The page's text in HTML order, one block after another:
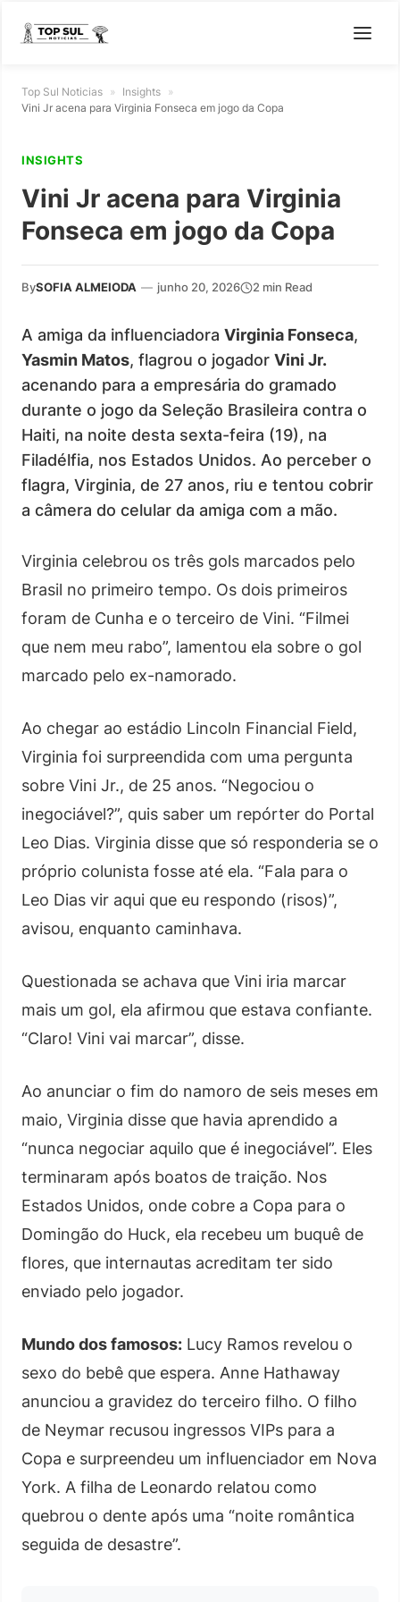
Top Sul Noticias » Insights »
Vini Jr acena para Virginia Fonseca em jogo da Copa
INSIGHTS
Vini Jr acena para Virginia
Fonseca em jogo da Copa
BySOFIA ALMEIODA — junho 20, 2026 2 min Read
A amiga da influenciadora Virginia Fonseca,
Yasmin Matos, flagrou o jogador Vini Jr.
acenando para a empresária do gramado
durante o jogo da Seleção Brasileira contra o
Haiti, na noite desta sexta-feira (19), na
Filadélfia, nos Estados Unidos. Ao perceber o
flagra, Virginia, de 27 anos, riu e tentou cobrir
a câmera do celular da amiga com a mão.
Virginia celebrou os três gols marcados pelo
Brasil no primeiro tempo. Os dois primeiros
foram de Cunha e o terceiro de Vini. “Filmei
que nem meu rabo”, lamentou ela sobre o gol
marcado pelo ex-namorado.
Ao chegar ao estádio Lincoln Financial Field,
Virginia foi surpreendida com uma pergunta
sobre Vini Jr., de 25 anos. “Negociou o
inegociável?”, quis saber um repórter do Portal
Leo Dias. Virginia disse que só responderia se o
próprio colunista fosse até ela. “Fala para o
Leo Dias vir aqui que eu respondo (risos)”,
avisou, enquanto caminhava.
Questionada se achava que Vini iria marcar
mais um gol, ela afirmou que estava confiante.
“Claro! Vini vai marcar”, disse.
Ao anunciar o fim do namoro de seis meses em
maio, Virginia disse que havia aprendido a
“nunca negociar aquilo que é inegociável”. Eles
terminaram após boatos de traição. Nos
Estados Unidos, onde cobre a Copa para o
Domingão do Huck, ela recebeu um buquê de
flores, que internautas acreditam ter sido
enviado pelo jogador.
Mundo dos famosos: Lucy Ramos revelou o
sexo do bebê que espera. Anne Hathaway
anunciou a gravidez do terceiro filho. O filho
de Neymar recusou ingressos VIPs para a
Copa e surpreendeu um influenciador em Nova
York. A filha de Leonardo relatou como
quebrou o dente após uma “noite romântica
seguida de desastre”.